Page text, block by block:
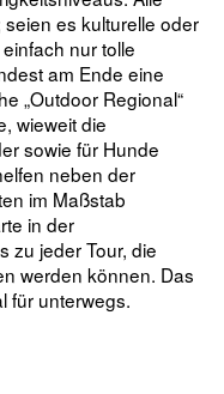
es kulturelle oder
nur tolle
am Ende eine
„Outdoor Regional“
wieweit die
sowie für Hunde
neben der
im Maßstab
in der
zu jeder Tour, die
werden können. Das
für unterwegs.